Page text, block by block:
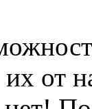
их от